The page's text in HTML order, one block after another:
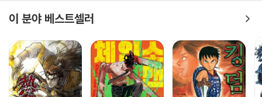
이 분야 베스트셀러